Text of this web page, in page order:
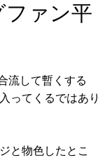
ファン平
流して暫くする
ってくるではあり
と物色したとこ